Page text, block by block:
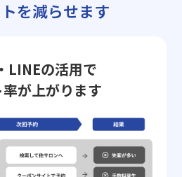
を減らせます
LINEの活用で
率が上がります